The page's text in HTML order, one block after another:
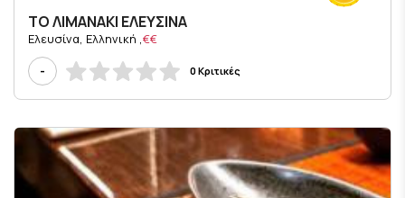
ΤΟ ΛΙΜΑΝΑΚΙ ΕΛΕΥΣΙΝΑ
€€
, Ελευσίνα, Ελληνική
-
0 Κριτικές